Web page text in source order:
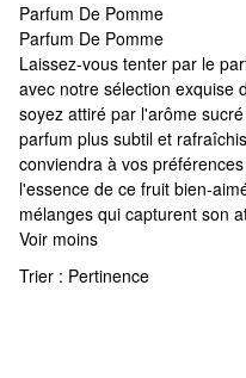
Parfum De Pomme
Parfum De Pomme
Parfum De Pomme
Laissez-vous tenter par le
avec notre sélection exquise
soyez attiré par l'arôme
parfum plus subtil et
conviendra à vos
l'essence de ce fruit bien-
mélanges qui capturent son
Voir moins
Trier : Pertinence